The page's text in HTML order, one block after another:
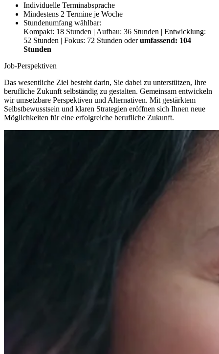
Individuelle Terminabsprache
Mindestens 2 Termine je Woche
Stundenumfang wählbar:
Kompakt: 18 Stunden | Aufbau: 36 Stunden | Entwicklung:
52 Stunden | Fokus: 72 Stunden oderumfassend: 104
Stunden
Job-Perspektiven
Das wesentliche Ziel besteht darin, Sie dabei zu unterstützen, Ihre
berufliche Zukunft selbständig zu gestalten. Gemeinsam entwickeln
wir umsetzbare Perspektiven und Alternativen. Mit gestärktem
Selbstbewusstsein und klaren Strategien eröffnen sich Ihnen neue
Möglichkeiten für eine erfolgreiche berufliche Zukunft.